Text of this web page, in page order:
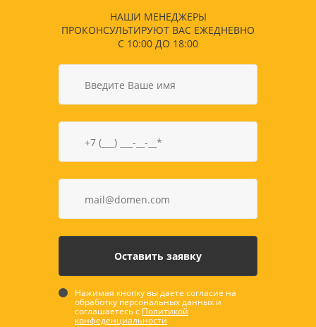
НАШИ МЕНЕДЖЕРЫ
ПРОКОНСУЛЬТИРУЮТ ВАС ЕЖЕДНЕВНО
С 10:00 ДО 18:00
Нажимая кнопку вы даете согласие на
обработку персональных данных и
соглашаетесь с Политикой
конфеденциальности